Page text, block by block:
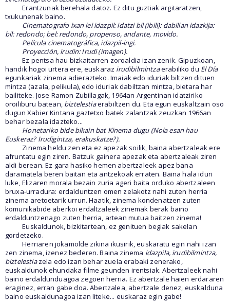
Erantzunak berehala datoz. Ez ditu guztiak argitaratzen,
txukunenak baino.
Cinematografo ixan lei idazpil: idatzi bil (ibili): dabillan idazkija:
bil: redondo; bel: redondo, propenso, andante, movido.
Película cinematográfica, idazpil-ingi.
Proyección, irudin: Irudi (imagen).
Ez pentsa hau bizkaitarren zoroaldia izan zenik. Gipuzkoan,
handik hogoi urtera ere, euskaraz irudibilmintzaerabiliko du El Día
egunkariak zinema adierazteko. Imaiak edo iduriak biltzen dituen
mintza (azala, pelikula), edo iduriak dabiltzan mintza, bietara har
bailiteke. Jose Ramon Zubillagak, 1964an Argentinan idatziriko
oroiliburu batean, biztelestiaerabiltzen du. Eta egun euskaltzain oso
dugun Xabier Kintana gaztetxo batek zalantzak zeuzkan 1966an
behar bezala idazteko...
Honetariko bide bikain bat Kinema dugu (Nola esan hau
Euskeraz? Irudigintza, erakuskatze?).
Zinema heldu zen eta ez apezak soilik, baina abertzaleak ere
afruntatu egin ziren. Batzuk gainera apezak eta abertzaleak ziren
aldi berean. Ez gara hasiko hemen abertzaleek apez bana
daramatela beren baitan eta antzekoak erraten. Baina hala iduri
luke, Elizaren morala bezain zuria ageri baita orduko abertzaleen
bruxa-urradura: erdalduntzen omen zelakotz nahi zuten herria
zinema aretoetarik urrun. Haatik, zinema kondenatzen zuten
komunikabide aberkoi erdaltzaleek zinemak berak baino
erdalduntzenago zuten herria, artean mutua baitzen zinema!
Euskaldunok, bizkitartean, ez genituen begiak sakelan
gordetzeko.
Herriaren jokamolde zikina ikusirik, euskaratu egin nahi izan
zen zinema, izenez bederen. Baina zinema idazpila, irudibilmintza,
biztelestiazela edo izan behar zuela erabaki zenerako,
euskaldunok ehundaka filme geunden irentsiak. Abertzaleek nahi
baino erdaldunduagoa zegoen herria. Ez abertzale haien erdararen
eraginez, erran gabe doa. Abertzalea, abertzale denez, euskalduna
baino euskaldunagoa izan liteke... euskaraz egin gabe!